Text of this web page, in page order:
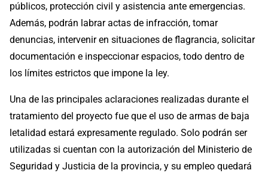
públicos, protección civil y asistencia ante emergencias.
Además, podrán labrar actas de infracción, tomar
denuncias, intervenir en situaciones de flagrancia, solicitar
documentación e inspeccionar espacios, todo dentro de
los límites estrictos que impone la ley.
Una de las principales aclaraciones realizadas durante el
tratamiento del proyecto fue que el uso de armas de baja
letalidad estará expresamente regulado. Solo podrán ser
utilizadas si cuentan con la autorización del Ministerio de
Seguridad y Justicia de la provincia, y su empleo quedará